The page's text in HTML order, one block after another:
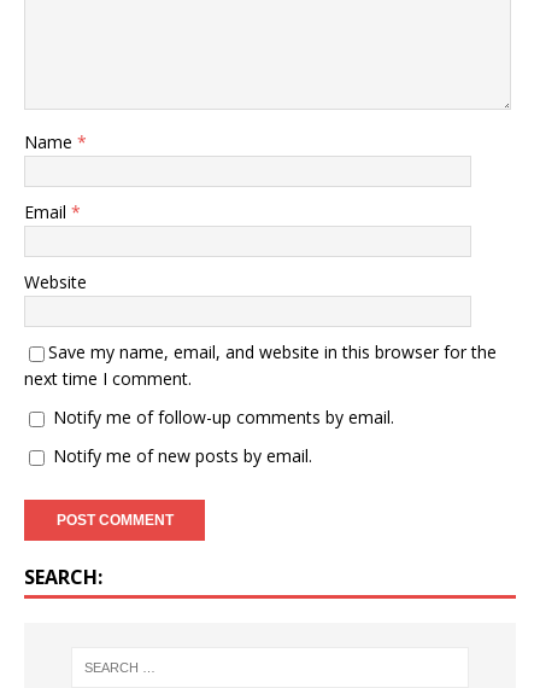
Name *
Email *
Website
Save my name, email, and website in this browser for the
next time I comment.
Notify me of follow-up comments by email.
Notify me of new posts by email.
SEARCH: